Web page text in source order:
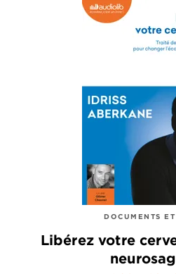
DOCUMENTS
Libérez votre